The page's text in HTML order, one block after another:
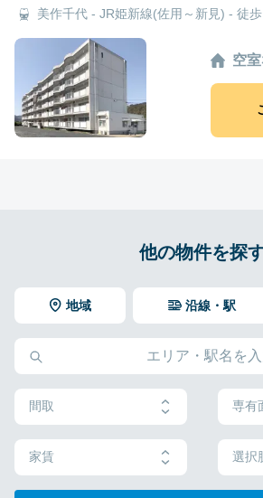
美作千代 - JR姫新線(佐用～新見) - 徒
空
他の物件を探
地域 沿線・駅
間取 専有
家賃 選択